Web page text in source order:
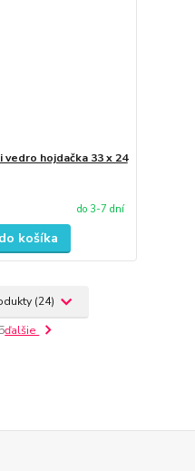
vedro hojdačka 33 x 24
do 3-7 dní
košíka
(24)
ďalšie